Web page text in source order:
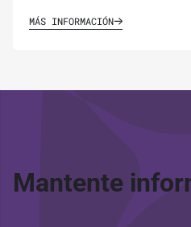
MÁS INFORMACIÓN
Mantente